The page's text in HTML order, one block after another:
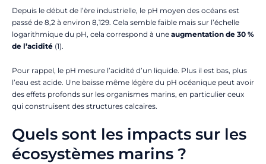
Depuis le début de l’ère industrielle, le pH moyen des océans est
passé de 8,2 à environ 8,129. Cela semble faible mais sur l’échelle
logarithmique du pH, cela correspond à une augmentation de 30 %
de l’acidité (1).
Pour rappel, le pH mesure l’acidité d’un liquide. Plus il est bas, plus
l’eau est acide. Une baisse même légère du pH océanique peut avoir
des effets profonds sur les organismes marins, en particulier ceux
qui construisent des structures calcaires.
Quels sont les impacts sur les
écosystèmes marins ?